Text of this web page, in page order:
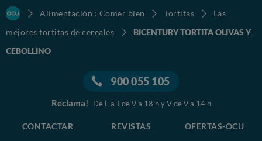
Alimentación : Comer bien Tortitas
Las
mejores tortitas de cereales
BICENTURY TORTITA OLIVAS Y
CEBOLLINO
900 055 105
Reclama! De L a J de 9 a 18 h y V de 9 a 14 h
CONTACTAR REVISTAS OFERTAS-OCU